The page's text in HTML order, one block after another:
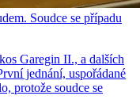
Soudce se případu
Garegin II., a dalších
jednání, uspořádané
protože soudce se